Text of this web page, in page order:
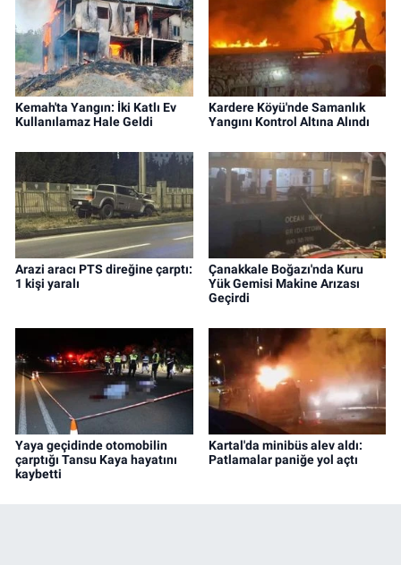
Kemah'ta Yangın: İki Katlı Ev
Kullanılamaz Hale Geldi
Kardere Köyü'nde Samanlık
Yangını Kontrol Altına Alındı
Arazi aracı PTS direğine çarptı:
1 kişi yaralı
Çanakkale Boğazı'nda Kuru
Yük Gemisi Makine Arızası
Geçirdi
Yaya geçidinde otomobilin
çarptığı Tansu Kaya hayatını
kaybetti
Kartal'da minibüs alev aldı:
Patlamalar paniğe yol açtı